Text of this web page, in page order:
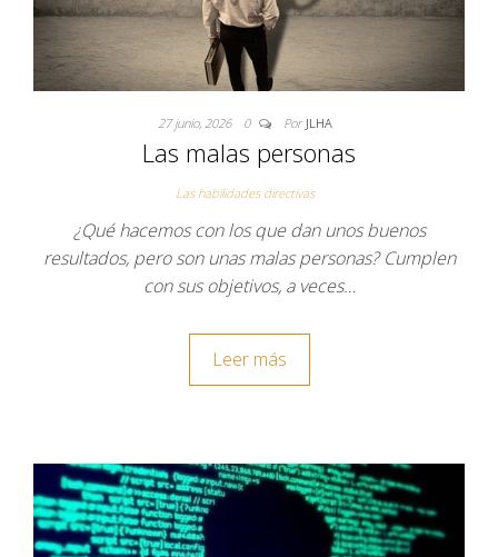
27 junio, 2026 0 Por JLHA
Las malas personas
Las habilidades directivas
¿Qué hacemos con los que dan unos buenos
resultados, pero son unas malas personas? Cumplen
con sus objetivos, a veces…
Leer más